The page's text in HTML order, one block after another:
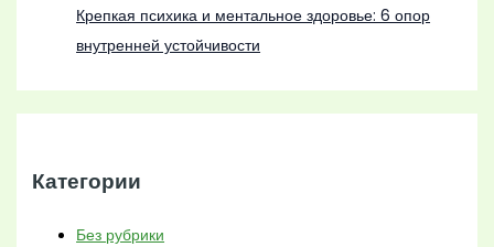
Крепкая психика и ментальное здоровье: 6 опор
внутренней устойчивости
Категории
Без рубрики